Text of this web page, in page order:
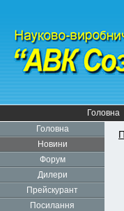
Головна
Головна
Новини
Форум
Дилери
Прейскурант
Посилання